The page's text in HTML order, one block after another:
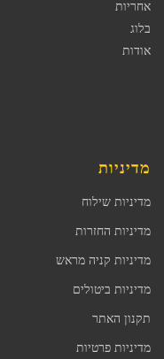
אחריות
בלוג
אודות
מדיניות
מדיניות שילוח
מדיניות החזרות
מדיניות קניה מראש
מדיניות ביטולים
תקנון האתר
מדיניות פרטיות